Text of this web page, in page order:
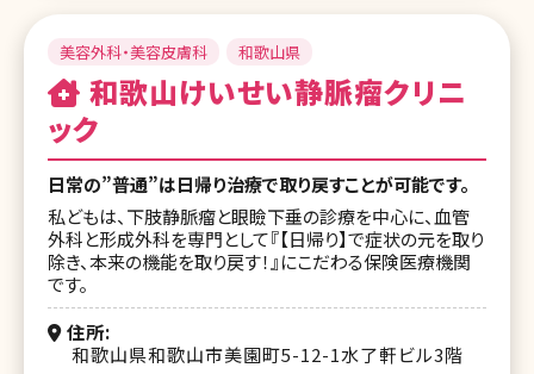
美容外科・美容皮膚科 和歌山県
和歌山けいせい静脈瘤クリニ
ック
日常の”普通”は日帰り治療で取り戻すことが可能です。
私どもは、下肢静脈瘤と眼瞼下垂の診療を中心に、血管
外科と形成外科を専門として『【日帰り】で症状の元を取り
除き、本来の機能を取り戻す！』にこだわる保険医療機関
です。
住所
和歌山県和歌山市美園町5-12-1水了軒ビル3階